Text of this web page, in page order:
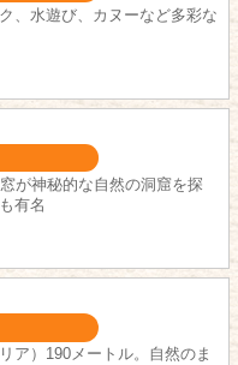
、水遊び、カヌーなど多彩な
が神秘的な自然の洞窟を探
有名
ア）190メートル。自然のま